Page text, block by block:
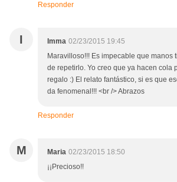
Responder
I Imma 02/23/2015 19:45
Maravilloso!!! Es impecable que manos
de repetirlo. Yo creo que ya hacen cola
regalo :) El relato fantástico, si es que
da fenomenal!!! <br /> Abrazos
Responder
M Maria 02/23/2015 18:50
¡¡Precioso!!